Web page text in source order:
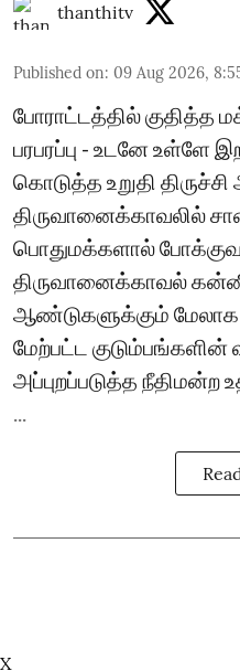
thanthitv
Published on: 09 Aug 2026,
போராட்டத்தில் குதித்த
பரபரப்பு - உடனே உள்ளே
கொடுத்த உறுதி
திருவானைக்காவலில்
பொதுமக்களால்
திருவானைக்காவல்
ஆண்டுகளுக்கும் மேலாக
மேற்பட்ட
அப்புறப்படுத்த நீதிமன்ற
...
X